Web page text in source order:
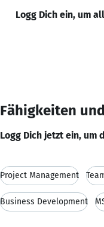
Logg Dich ein, um
Fähigkeiten
Logg Dich jetzt ein, um
Project Management
Business Development